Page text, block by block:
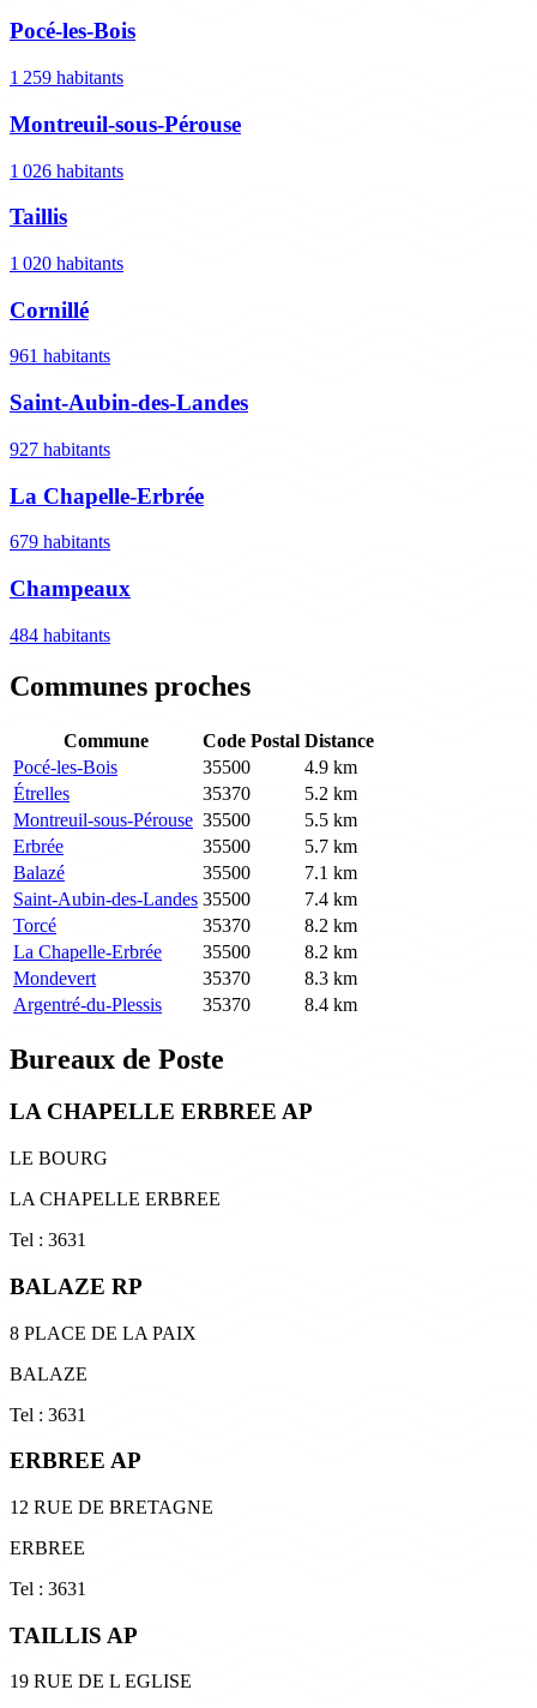
Pocé-les-Bois
1 259 habitants
Montreuil-sous-Pérouse
1 026 habitants
Taillis
1 020 habitants
Cornillé
961 habitants
Saint-Aubin-des-Landes
927 habitants
La Chapelle-Erbrée
679 habitants
Champeaux
484 habitants
Communes proches
Commune Code Postal Distance
Pocé-les-Bois
35500
4.9 km
Étrelles
35370
5.2 km
Montreuil-sous-Pérouse 35500
5.5 km
Erbrée
35500
5.7 km
Balazé
35500
7.1 km
Saint-Aubin-des-Landes 35500
7.4 km
Torcé
35370
8.2 km
La Chapelle-Erbrée
35500
8.2 km
Mondevert
35370
8.3 km
Argentré-du-Plessis
35370 8.4 km
Bureaux de Poste
LA CHAPELLE ERBREE AP
LE BOURG
LA CHAPELLE ERBREE
Tel : 3631
BALAZE RP
8 PLACE DE LA PAIX
BALAZE
Tel : 3631
ERBREE AP
12 RUE DE BRETAGNE
ERBREE
Tel : 3631
TAILLIS AP
19 RUE DE L EGLISE